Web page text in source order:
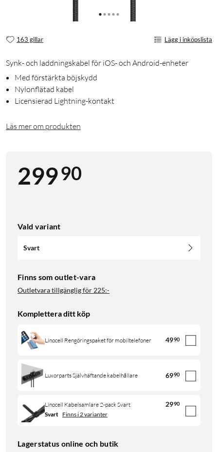
163 gillar Lägg i inköpslista
Synk- och laddningskabel för iOS- och Android-enheter
Med förstärkta böjskydd
Nylonflätad kabel
Licensierad Lightning-kontakt
Läs mer om produkten
29990
Vald variant
Svart
Finns som outlet-vara
Outletvara tillgänglig för225:-
Komplettera ditt köp
Linocell Rengöringspaket för mobiltelefoner 4990
Luxorparts Självhäftande kabelhållare 6990
Linocell Kabelsamlare 2-pack Svart 2990
Svart Finns i 2 varianter
Lagerstatus online och butik